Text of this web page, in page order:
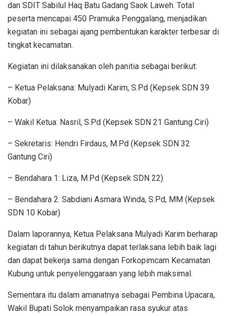
dan SDIT Sabilul Haq Batu Gadang Saok Laweh. Total
peserta mencapai 450 Pramuka Penggalang, menjadikan
kegiatan ini sebagai ajang pembentukan karakter terbesar di
tingkat kecamatan.
Kegiatan ini dilaksanakan oleh panitia sebagai berikut:
– Ketua Pelaksana: Mulyadi Karim, S.Pd (Kepsek SDN 39
Kobar)
– Wakil Ketua: Nasril, S.Pd (Kepsek SDN 21 Gantung Ciri)
– Sekretaris: Hendri Firdaus, M.Pd (Kepsek SDN 32
Gantung Ciri)
– Bendahara 1: Liza, M.Pd (Kepsek SDN 22)
– Bendahara 2: Sabdiani Asmara Winda, S.Pd, MM (Kepsek
SDN 10 Kobar)
Dalam laporannya, Ketua Pelaksana Mulyadi Karim berharap
kegiatan di tahun berikutnya dapat terlaksana lebih baik lagi
dan dapat bekerja sama dengan Forkopimcam Kecamatan
Kubung untuk penyelenggaraan yang lebih maksimal.
Sementara itu dalam amanatnya sebagai Pembina Upacara,
Wakil Bupati Solok menyampaikan rasa syukur atas